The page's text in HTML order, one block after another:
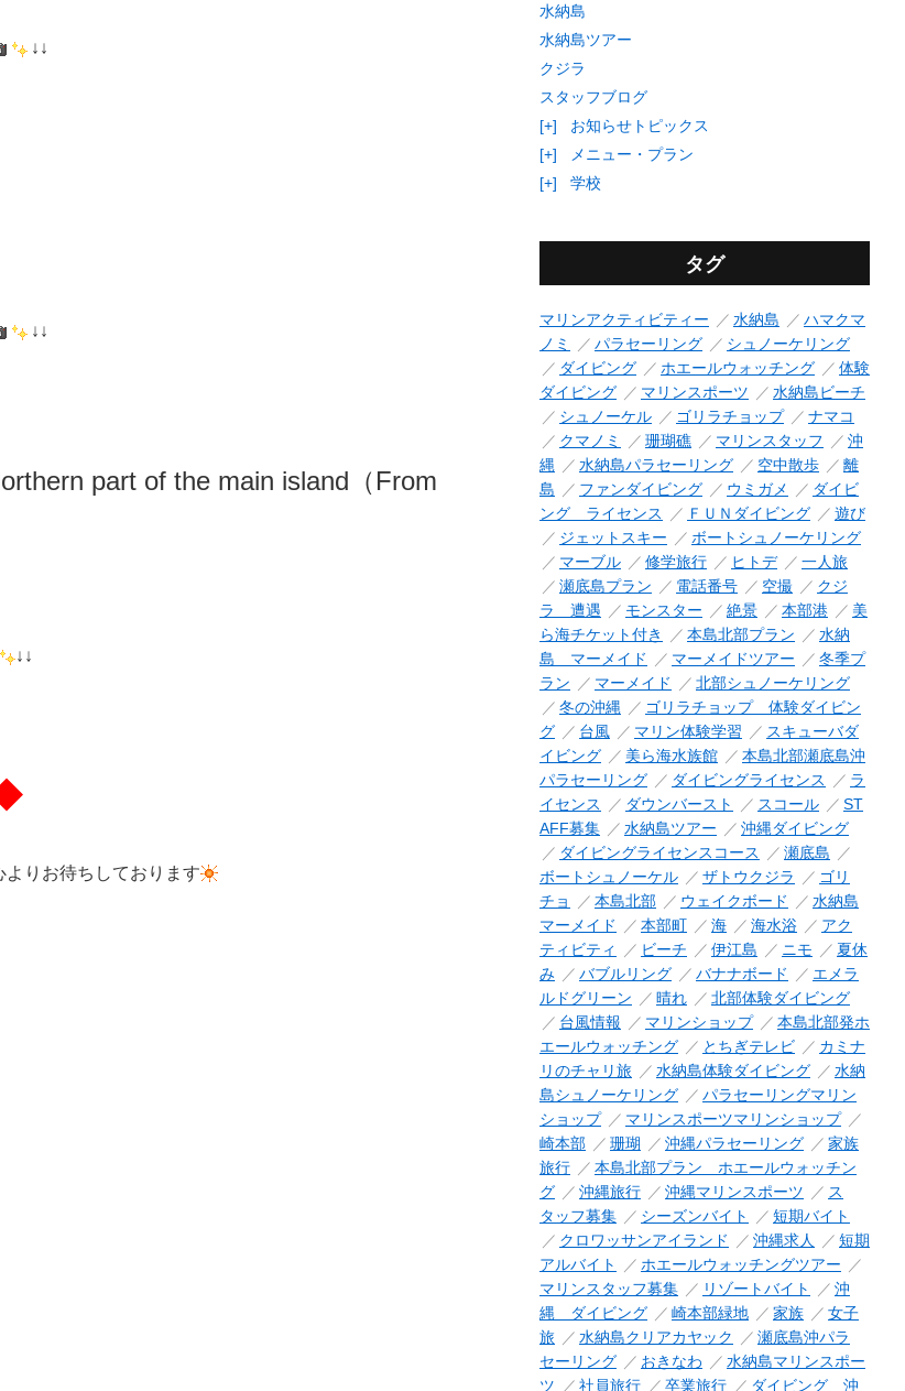
↓↓
↓↓
orthern part of the main island（From
↓↓
りお待ちしております
水納島
水納島ツアー
クジラ
スタッフブログ
[+]
お知らせトピックス
[+]
メニュー・プラン
[+]
学校
タグ
マリンアクティビティー 水納島
ハマクマ
ノミ
パラセーリング
シュノーケリング
ダイビング
ホエールウォッチング
体験
ダイビング
マリンスポーツ
水納島ビーチ
シュノーケル
ゴリラチョップ
ナマコ
クマノミ
珊瑚礁 マリンスタッフ
沖
縄
水納島パラセーリング 空中散歩
離
島
ファンダイビング ウミガメ
ダイビ
ング ライセンス
ＦＵＮダイビング
遊び
ジェットスキー
ボートシュノーケリング
マーブル
修学旅行 ヒトデ
一人旅
瀬底島プラン
電話番号 空撮
クジ
ラ 遭遇
モンスター 絶景 本部港
美
ら海チケット付き
本島北部プラン
水納
島 マーメイド
マーメイドツアー
冬季プ
ラン
マーメイド
北部シュノーケリング
冬の沖縄
ゴリラチョップ 体験ダイビン
グ
台風 マリン体験学習
スキューバダ
イビング
美ら海水族館
本島北部瀬底島沖
パラセーリング
ダイビングライセンス
ラ
イセンス
ダウンバースト スコール
ST
AFF募集
水納島ツアー
沖縄ダイビング
ダイビングライセンスコース
瀬底島
ボートシュノーケル
ザトウクジラ
ゴリ
チョ
本島北部 ウェイクボード
水納島
マーメイド
本部町 海 海水浴
アク
ティビティ
ビーチ 伊江島 ニモ
夏休
み
バブルリング バナナボード
エメラ
ルドグリーン
晴れ
北部体験ダイビング
台風情報
マリンショップ
本島北部発ホ
エールウォッチング
とちぎテレビ
カミナ
リのチャリ旅
水納島体験ダイビング
水納
島シュノーケリング
パラセーリングマリン
ショップ
マリンスポーツマリンショップ
崎本部
珊瑚 沖縄パラセーリング
家族
旅行
本島北部プラン ホエールウォッチン
グ
沖縄旅行 沖縄マリンスポーツ
ス
タッフ募集
シーズンバイト
短期バイト
クロワッサンアイランド
沖縄求人
短期
アルバイト
ホエールウォッチングツアー
マリンスタッフ募集
リゾートバイト
沖
縄 ダイビング
崎本部緑地 家族
女子
旅
水納島クリアカヤック
瀬底島沖パラ
セーリング
おきなわ
水納島マリンスポー
ツ
社員旅行 卒業旅行 ダイビング 沖